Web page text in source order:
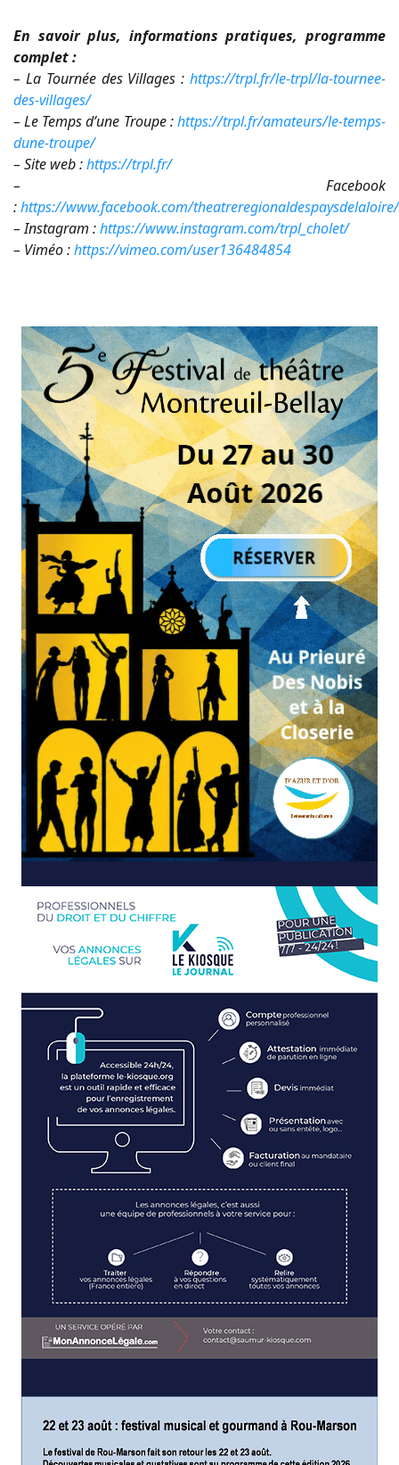
En savoir plus, informations pratiques, programme
complet :
– La Tournée des Villages : https://trpl.fr/le-trpl/la-tournee-
des-villages/
– Le Temps d’une Troupe :https://trpl.fr/amateurs/le-temps-
dune-troupe/
– Site web :https://trpl.fr/
– Facebook
:https://www.facebook.com/theatreregionaldespaysdelaloire/
– Instagram :https://www.instagram.com/trpl_cholet/
– Viméo :https://vimeo.com/user136484854